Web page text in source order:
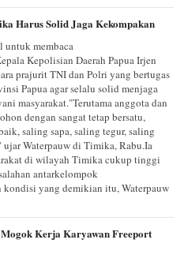
Harus Solid Jaga Kekompakan
membaca
Kepolisian Daerah Papua Irjen
prajurit TNI dan Polri yang bertugas
Papua agar selalu solid menjaga
masyarakat."Terutama anggota dan
dengan sangat tetap bersatu,
saling sapa, saling tegur, saling
Waterpauw di Timika, Rabu.Ia
di wilayah Timika cukup tinggi
antarkelompok
kondisi yang demikian itu, Waterpauw
Kerja Karyawan Freeport